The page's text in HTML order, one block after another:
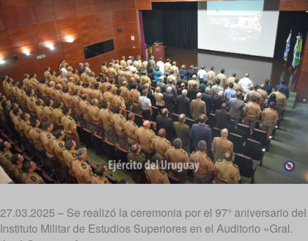
27.03.2025 – Se realizó la ceremonia por el 97° aniversario del
Instituto Militar de Estudios Superiores en el Auditorio «Gral.